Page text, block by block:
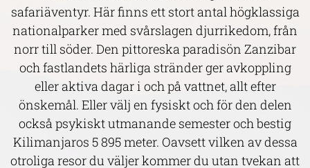
safariäventyr. Här finns ett stort antal högklassiga
nationalparker med svårslagen djurrikedom, från
norr till söder. Den pittoreska paradisön Zanzibar
och fastlandets härliga stränder ger avkoppling
eller aktiva dagar i och på vattnet, allt efter
önskemål. Eller välj en fysiskt och för den delen
också psykiskt utmanande semester och bestig
Kilimanjaros 5 895 meter. Oavsett vilken av dessa
otroliga resor du väljer kommer du utan tvekan att